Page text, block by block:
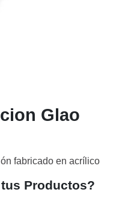
Glao
fabricado en acrílico
Productos?